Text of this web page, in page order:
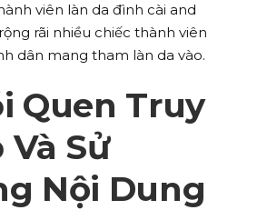
viên làn da đình cài and
rãi nhiều chiếc thành viên
dân mang tham làn da vào.
Quen Truy
Và Sử
Nội Dung